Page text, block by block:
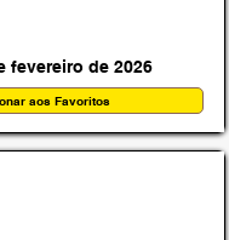
fevereiro de 2026
aos Favoritos